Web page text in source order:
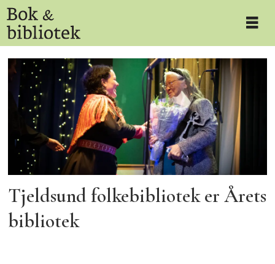
Tag:
sametingspresident
Tjeldsund folkebibliotek er Årets
bibliotek